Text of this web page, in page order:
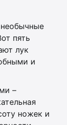
пять
лук
и
–
ножек и